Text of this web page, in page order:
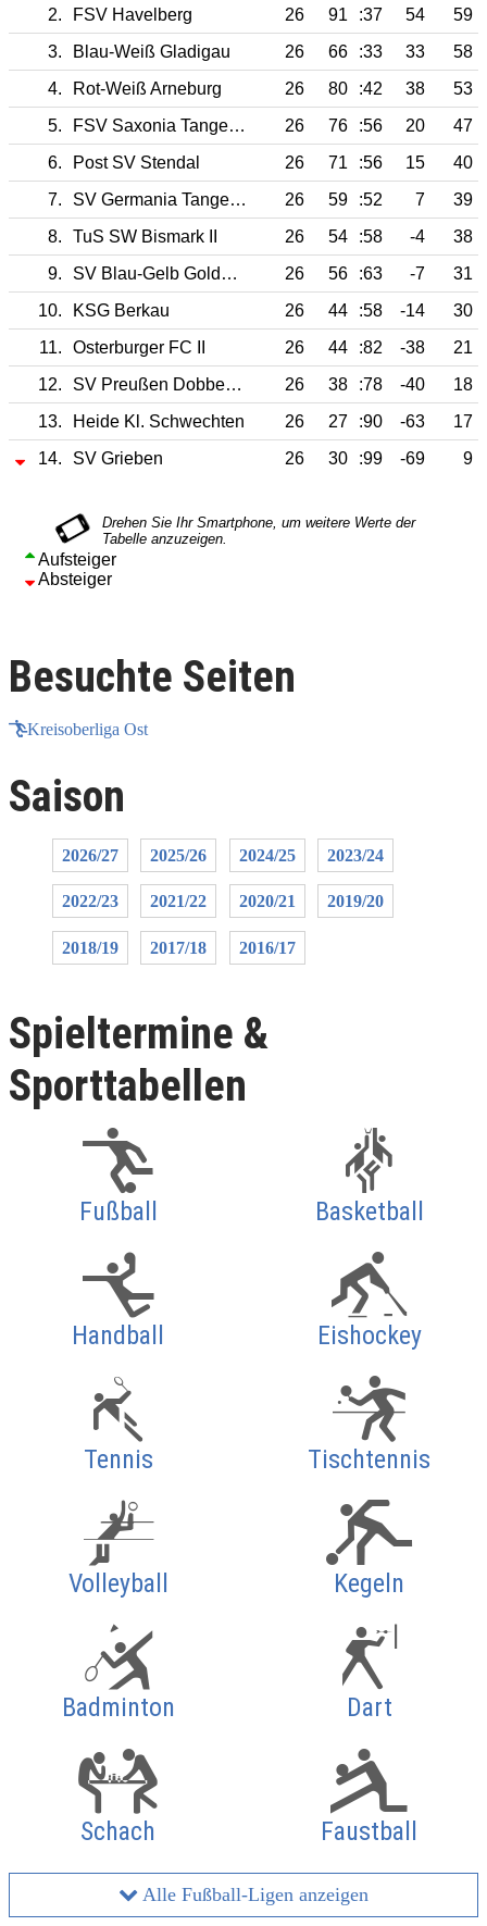
2.
FSV Havelberg 26 91 :37 54
59
3.
Blau-Weiß Gladigau 26 66 :33 33
58
4.
Rot-Weiß Arneburg 26 80 :42 38
53
5.
FSV Saxonia Tangermünde II 26 76 :56 20
47
6.
Post SV Stendal 26 71 :56 15
40
7.
SV Germania Tangerhütte 26 59 :52 7
39
8.
TuS SW Bismark II 26 54 :58 -4
38
9.
SV Blau-Gelb Goldbeck 26 56 :63 -7
31
10.
KSG Berkau 26 44 :58 -14
30
11.
Osterburger FC II 26 44 :82 -38
21
12.
SV Preußen Dobberkau 26 38 :78 -40
18
13.
Heide Kl. Schwechten 26 27 :90 -63
17
14.
SV Grieben 26 30 :99 -69 9
Aufsteiger
Absteiger
Besuchte Seiten
Kreisoberliga Ost
Saison
2026/27 2025/26 2024/25 2023/24
2022/23 2021/22 2020/21 2019/20
2018/19 2017/18 2016/17
Spieltermine &
Sporttabellen
Fußball Basketball
Handball Eishockey
Tennis Tischtennis
Volleyball Kegeln
Badminton Dart
Schach Faustball
Alle Fußball-Ligen anzeigen